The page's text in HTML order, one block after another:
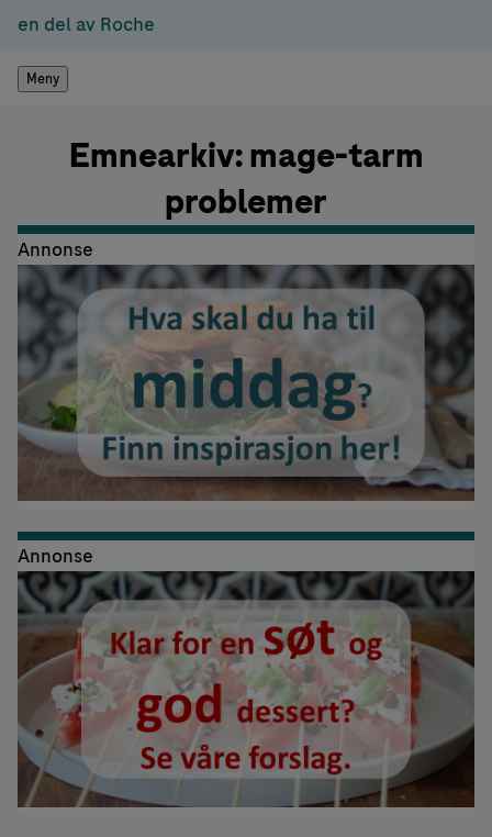
en del av Roche
Meny
Emnearkiv: mage-tarm
problemer
Annonse
Annonse